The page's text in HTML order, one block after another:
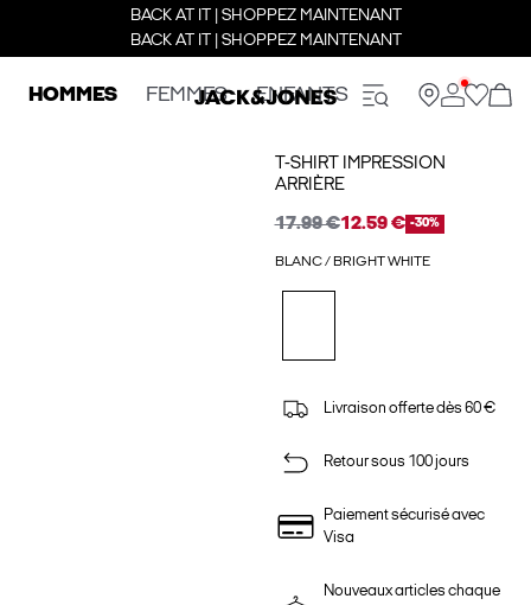
BACK AT IT | SHOPPEZ MAINTENANT
BACK AT IT | SHOPPEZ MAINTENANT
HOMMES FEMMES ENFANTS
T-SHIRT IMPRESSION
ARRIÈRE
17.99 €12.59 € -30%
BLANC / BRIGHT WHITE
Livraison offerte dès 60 €
Retour sous 100 jours
Paiement sécurisé avec
Visa
Nouveaux articles chaque